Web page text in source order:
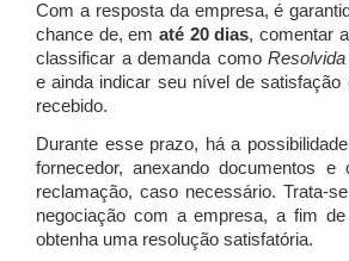
Com a resposta da empresa, é
chance de, em até 20 dias, comentar
classificar a demanda comoResolvida
e ainda indicar seu nível de satisfação
recebido.
Durante esse prazo, há a
fornecedor, anexando documentos e
reclamação, caso necessário.Trata-
negociação com a empresa, a fim
obtenha uma resolução satisfatória.